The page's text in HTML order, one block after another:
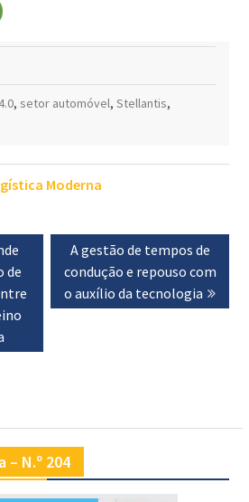
, setor automóvel, Stellantis,
Moderna
de
Next
post:
A gestão de tempos de
condução e repouso com
o auxílio da tecnologia
– N.º 204